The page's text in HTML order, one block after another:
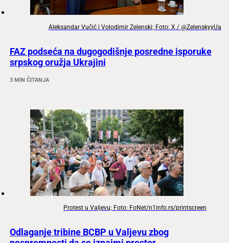
Aleksandar Vučić i Volodimir Zelenski; Foto: X / @ZelenskyyUa
FAZ podseća na dugogodišnje posredne isporuke
srpskog oružja Ukrajini
3 MIN ČITANJA
Protest u Valjevu; Foto: FoNet/n1info.rs/printscreen
Odlaganje tribine BCBP u Valjevu zbog